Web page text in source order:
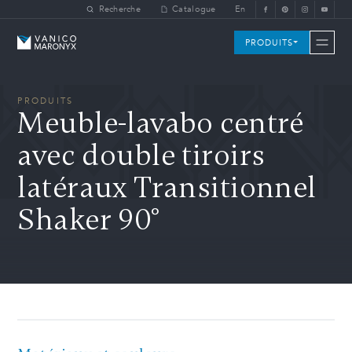
Skip to main contentRecherche Catalogue En
Vanico-Maronyx PRODUITS
PRODUITS
Meuble-lavabo centré
avec double tiroirs
latéraux Transitionnel
Shaker 90°